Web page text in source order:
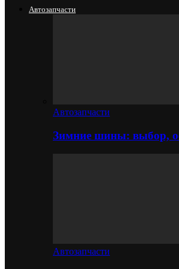
Автозапчасти
Автозапчасти
Зимние шины: выбор,
Автозапчасти